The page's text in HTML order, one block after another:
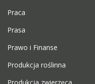
Praca
Prasa
Prawo i Finanse
Produkcja roślinna